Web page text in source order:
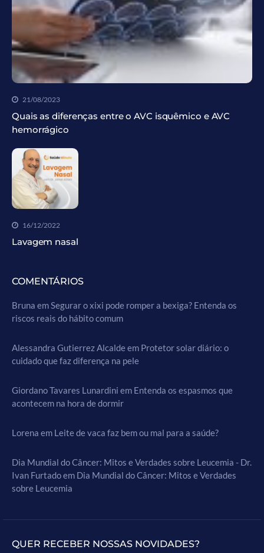
21/08/2023
Quais as diferenças entre o AVC isquêmico e AVC
hemorrágico
16/12/2022
Lavagem nasal
COMENTÁRIOS
Bruna emSegurar o xixi pode romper a bexiga? Entenda os
riscos reais do hábito comum
Alessandra Gutierrez Alcaldeem Protetor solar diário: o
cuidado que faz diferença na pele
Giordano Tavares Lunardini em Entenda os espasmos que
acontecem na hora de dormir
Lorena em Leite de vaca faz bem ou mal para a saúde?
Dia Mundial do Câncer: Mitos e Verdades sobre Leucemia - Dr.
Ivan Furtadoem Dia Mundial do Câncer: Mitos e Verdades
sobre Leucemia
QUER RECEBER NOSSAS NOVIDADES?